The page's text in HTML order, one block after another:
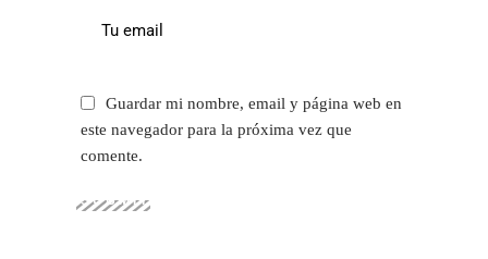
Guardar mi nombre, email y página web en
este navegador para la próxima vez que
comente.
SUBMIT